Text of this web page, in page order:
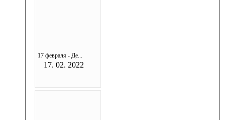
17 февраля - Де...
17. 02. 2022